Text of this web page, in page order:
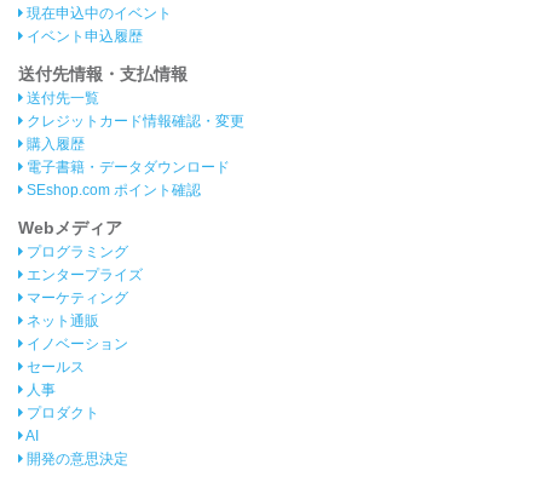
現在申込中のイベント
イベント申込履歴
送付先情報・支払情報
送付先一覧
クレジットカード情報確認・変更
購入履歴
電子書籍・データダウンロード
SEshop.com ポイント確認
Webメディア
プログラミング
エンタープライズ
マーケティング
ネット通販
イノベーション
セールス
人事
プロダクト
AI
開発の意思決定